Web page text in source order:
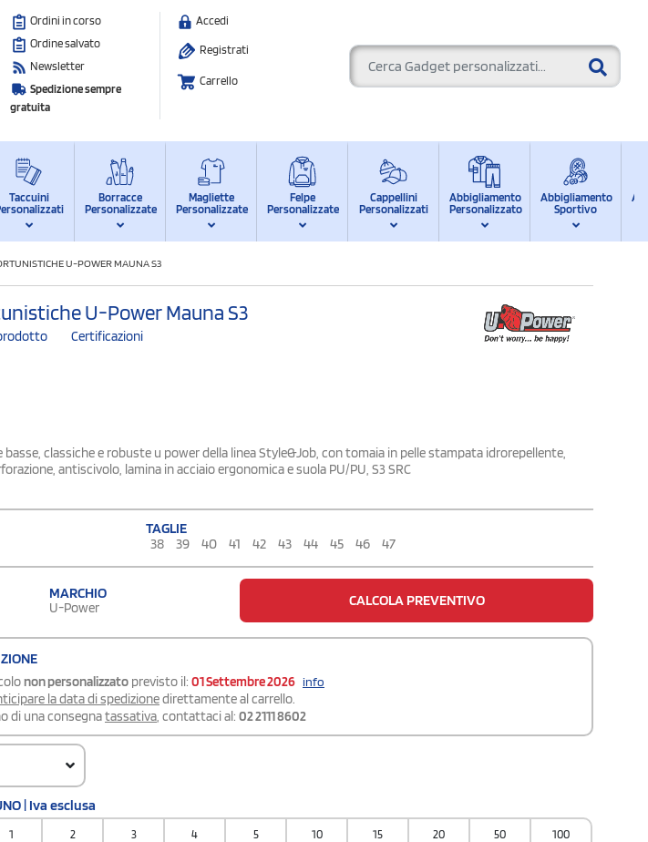
Ordini in corso
Ordine salvato
Newsletter
Spedizione sempre
gratuita
Accedi
Registrati
Carrello
Taccuini
Borracce
Personalizzate
Magliette
Personalizzate
Felpe
Personalizzate
Cappellini
Personalizzati
Abbigliamento
Personalizzato
Abbigliamento
Sportivo
U-POWER MAUNA S3
U-Power Mauna S3
Certificazioni
classiche e robuste u power della linea Style&Job, con tomaia in pelle stampata idrorepellente,
antiscivolo, lamina in acciaio ergonomica e suola PU/PU, S3 SRC
TAGLIE
38
39 40 41 42 43 44 45 46 47
MARCHIO
U-Power CALCOLA PREVENTIVO
non personalizzato previsto il: 01 Settembre 2026 info
la data di spedizionedirettamente al carrello.
di una consegnatassativa , contattaci al: 02 2111 8602
| Iva esclusa
1 2 3 4 5 10 15 20 50 100